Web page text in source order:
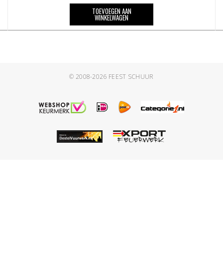
TOEVOEGEN AAN
WINKELWAGEN
© 2008-2026 FEEST SCHUUR